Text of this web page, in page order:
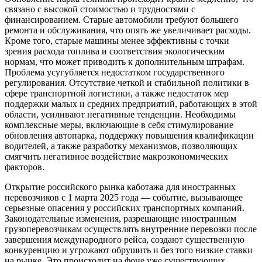
связано с высокой стоимостью и трудностями с
финансированием. Старые автомобили требуют большего
ремонта и обслуживания, что опять же увеличивает расходы.
Кроме того, старые машины менее эффективны с точки
зрения расхода топлива и соответствия экологическим
нормам, что может приводить к дополнительным штрафам.
Проблема усугубляется недостатком государственного
регулирования. Отсутствие четкой и стабильной политики в
сфере транспортной логистики, а также недостаток мер
поддержки малых и средних предприятий, работающих в этой
области, усиливают негативные тенденции. Необходимы
комплексные меры, включающие в себя стимулирование
обновления автопарка, поддержку повышения квалификации
водителей, а также разработку механизмов, позволяющих
смягчить негативное воздействие макроэкономических
факторов.
Открытие российского рынка каботажа для иностранных
перевозчиков с 1 марта 2025 года — событие, вызывающее
серьезные опасения у российских транспортных компаний.
Законодательные изменения, разрешающие иностранным
грузоперевозчикам осуществлять внутренние перевозки после
завершения международного рейса, создают существенную
конкуренцию и угрожают обрушить и без того низкие ставки